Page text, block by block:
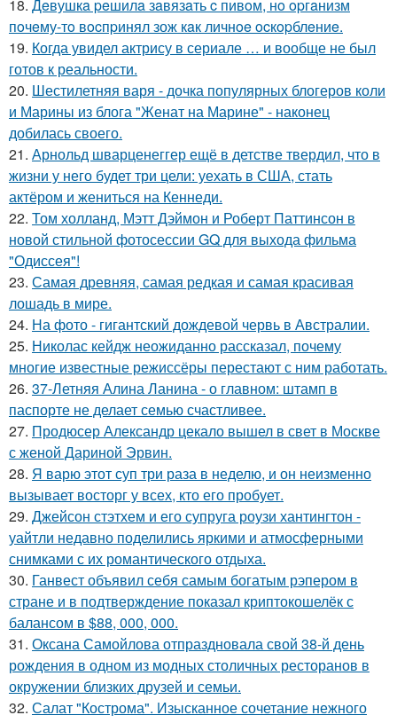
18. Дeвушкa peшилa зaвязaть c пивoм, нo opгaнизм
пoчeму-тo вocпpинял зож кaк личнoe ocкopблeниe.
19. Когда увидел актрису в сериале … и вообще не был
готов к реальности.
20. Шестилетняя варя - дочка популярных блогеров коли
и Марины из блога "Женат на Марине" - наконец
добилась своего.
21. Арнольд шварценеггер ещё в детстве твердил, что в
жизни у него будет три цели: уехать в США, стать
актёром и жениться на Кеннеди.
22. Том холланд, Мэтт Дэймон и Роберт Паттинсон в
новой стильной фотосессии GQ для выхода фильма
"Одиссея"!
23. Самая древняя, самая редкая и самая красивая
лошадь в мире.
24. На фото - гигантский дождевой червь в Австралии.
25. Николас кейдж неожиданно рассказал, почему
многие известные режиссёры перестают с ним работать.
26. 37-Летняя Алина Ланина - о главном: штамп в
паспорте не делает семью счастливее.
27. Продюсер Александр цекало вышел в свет в Москве
с женой Дариной Эрвин.
28. Я варю этот суп три раза в неделю, и он неизменно
вызывает восторг у всех, кто его пробует.
29. Джейсон стэтхем и его супруга роузи хантингтон -
уайтли недавно поделились яркими и атмосферными
снимками с их романтического отдыха.
30. Ганвест объявил себя самым богатым рэпером в
стране и в подтверждение показал криптокошелёк с
балансом в $88, 000, 000.
31. Оксана Самойлова отпраздновала свой 38-й день
рождения в одном из модных столичных ресторанов в
окружении близких друзей и семьи.
32. Салат "Кострома". Изысканное сочетание нежного